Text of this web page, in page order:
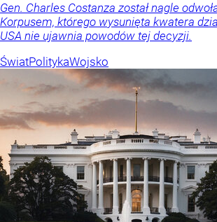
Gen. Charles Costanza został nagle
Korpusem, którego wysunięta kwatera
USA nie ujawnia powodów tej decyzji.
ŚwiatPolitykaWojsko